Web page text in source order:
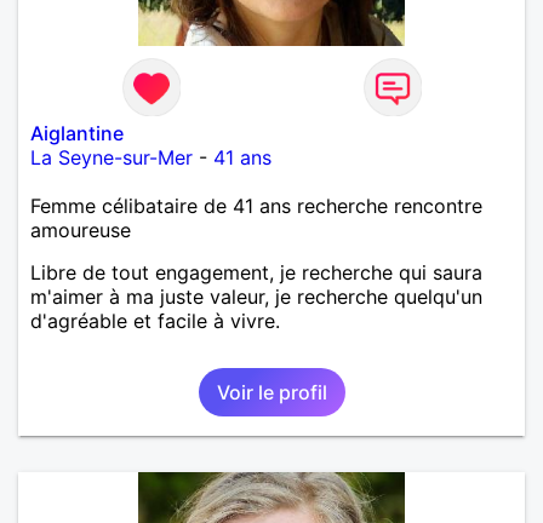
Aiglantine
La Seyne-sur-Mer - 41 ans
Femme célibataire de 41 ans recherche rencontre
amoureuse
Libre de tout engagement, je recherche qui saura
m'aimer à ma juste valeur, je recherche quelqu'un
d'agréable et facile à vivre.
Voir le profil